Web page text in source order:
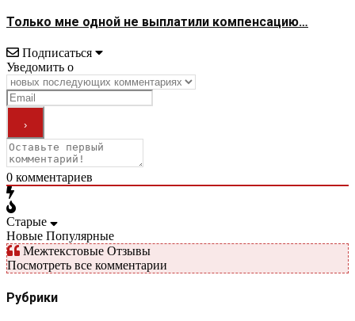
Только мне одной не выплатили компенсацию…
Подписаться
Уведомить о
0 комментариев
Старые
Новые Популярные
Межтекстовые Отзывы
Посмотреть все комментарии
Рубрики